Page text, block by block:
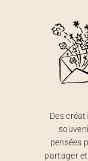
Des
pensées
partager